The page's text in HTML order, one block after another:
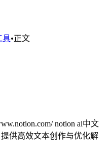
具•正文
notion ai中文
供高效文本创作与优化解